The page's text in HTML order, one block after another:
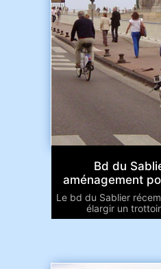
Bd du
aménagement
Le bd du Sablier
élargir un